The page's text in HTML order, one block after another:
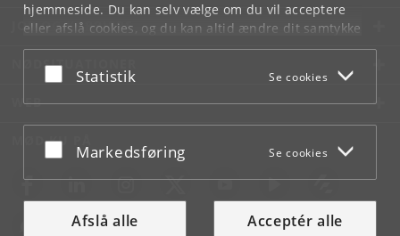
hjemmeside. Du kan selv vælge om du vil acceptere
eller afslå cookies, og du kan altid ændre dit samtykke
underCookie- og privatlivspolitiksom du finder i
bunden af hver side.
Acceptér eller afslå
Statistik Se cookies
Acceptér eller afslå
Markedsføring Se cookies
Afslå alle Acceptér alle
JOB OG KARRIERE
NØDSITUATIONER
WEB
MØD KU PÅ